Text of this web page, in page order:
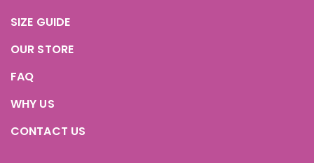
SIZE GUIDE
OUR STORE
FAQ
WHY US
CONTACT US